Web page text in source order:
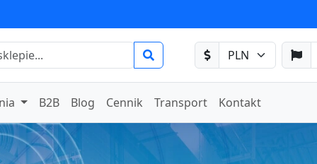
B2B Blog Cennik Transport Kontakt